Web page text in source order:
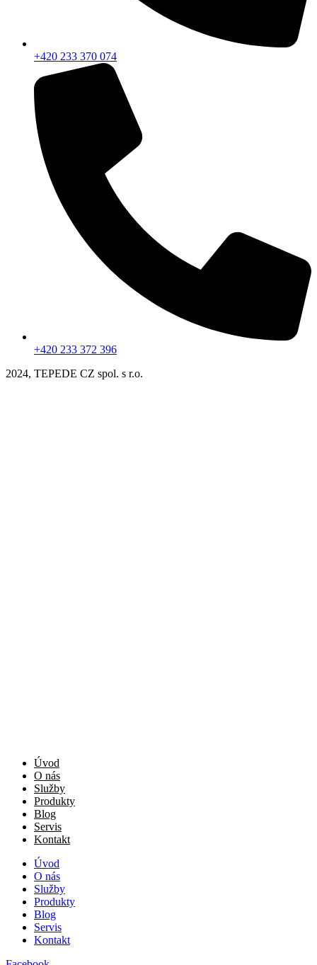
+420 233 370 074
+420 233 372 396
2024, TEPEDE CZ spol. s r.o.
Úvod
O nás
Služby
Produkty
Blog
Servis
Kontakt
Úvod
O nás
Služby
Produkty
Blog
Servis
Kontakt